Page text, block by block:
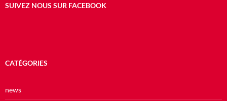
SUIVEZ NOUS SUR FACEBOOK
CATÉGORIES
news